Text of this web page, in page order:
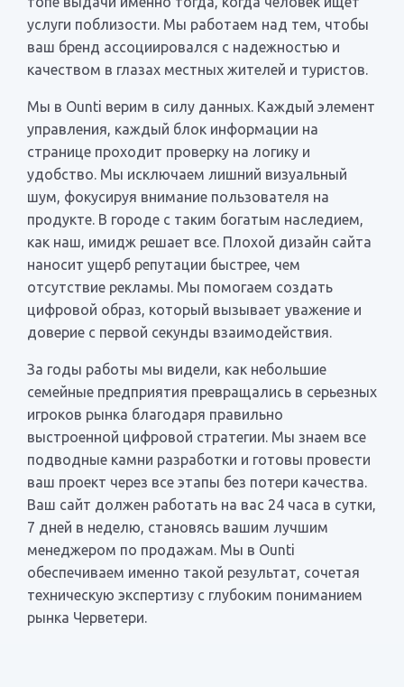
услуги поблизости. Мы работаем над тем, чтобы
ваш бренд ассоциировался с надежностью и
качеством в глазах местных жителей и туристов.
Мы в Ounti верим в силу данных. Каждый элемент
управления, каждый блок информации на
странице проходит проверку на логику и
удобство. Мы исключаем лишний визуальный
шум, фокусируя внимание пользователя на
продукте. В городе с таким богатым наследием,
как наш, имидж решает все. Плохой дизайн сайта
наносит ущерб репутации быстрее, чем
отсутствие рекламы. Мы помогаем создать
цифровой образ, который вызывает уважение и
доверие с первой секунды взаимодействия.
За годы работы мы видели, как небольшие
семейные предприятия превращались в серьезных
игроков рынка благодаря правильно
выстроенной цифровой стратегии. Мы знаем все
подводные камни разработки и готовы провести
ваш проект через все этапы без потери качества.
Ваш сайт должен работать на вас 24 часа в сутки,
7 дней в неделю, становясь вашим лучшим
менеджером по продажам. Мы в Ounti
обеспечиваем именно такой результат, сочетая
техническую экспертизу с глубоким пониманием
рынка Черветери.